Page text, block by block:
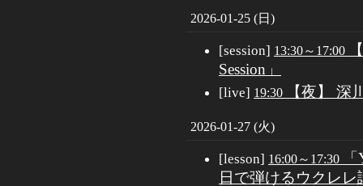
2026-01-25 (日)
[session] 13:30～17:00
Session」
[live] 19:30 【夜】 深
2026-01-27 (火)
[lesson] 16:00～17:30
日で弾けるウクレレ